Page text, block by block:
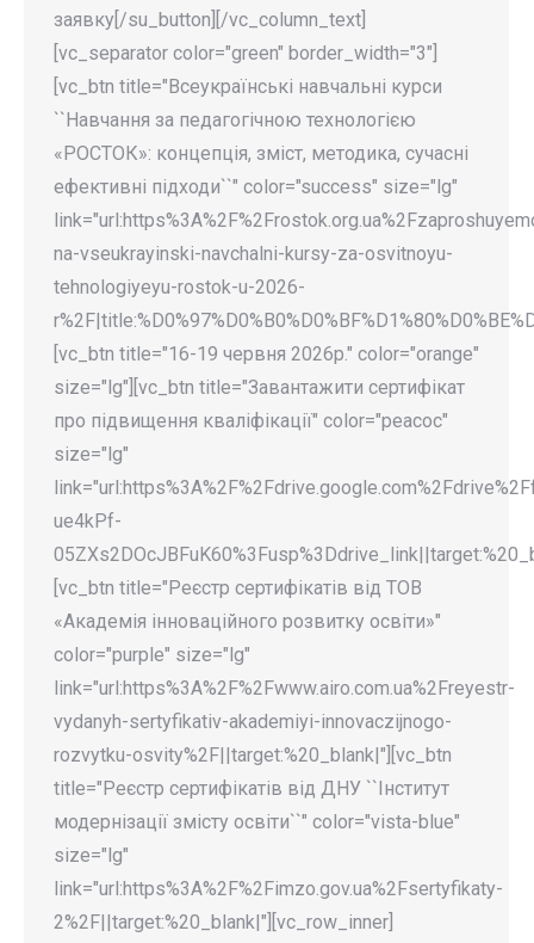
заявку[/su_button][/vc_column_text]
[vc_separator color="green" border_width="3"]
[vc_btn title="Всеукраїнські навчальні курси
``Навчання за педагогічною технологією
«РОСТОК»: концепція, зміст, методика, сучасні
ефективні підходи``" color="success" size="lg"
na-vseukrayinski-navchalni-kursy-za-osvitnoyu-
tehnologiyeyu-rostok-u-2026-
[vc_btn title="16-19 червня 2026р." color="orange"
size="lg"][vc_btn title="Завантажити сертифікат
про підвищення кваліфікації" color="peacoc"
size="lg"
ue4kPf-
[vc_btn title="Реєстр сертифікатів від ТОВ
«Академія інноваційного розвитку освіти»"
color="purple" size="lg"
link="url:https%3A%2F%2Fwww.airo.com.ua%2Freyestr-
vydanyh-sertyfikativ-akademiyi-innovaczijnogo-
rozvytku-osvity%2F||target:%20_blank|"][vc_btn
title="Реєстр сертифікатів від ДНУ ``Інститут
модернізації змісту освіти``" color="vista-blue"
size="lg"
link="url:https%3A%2F%2Fimzo.gov.ua%2Fsertyfikaty-
2%2F||target:%20_blank|"][vc_row_inner]